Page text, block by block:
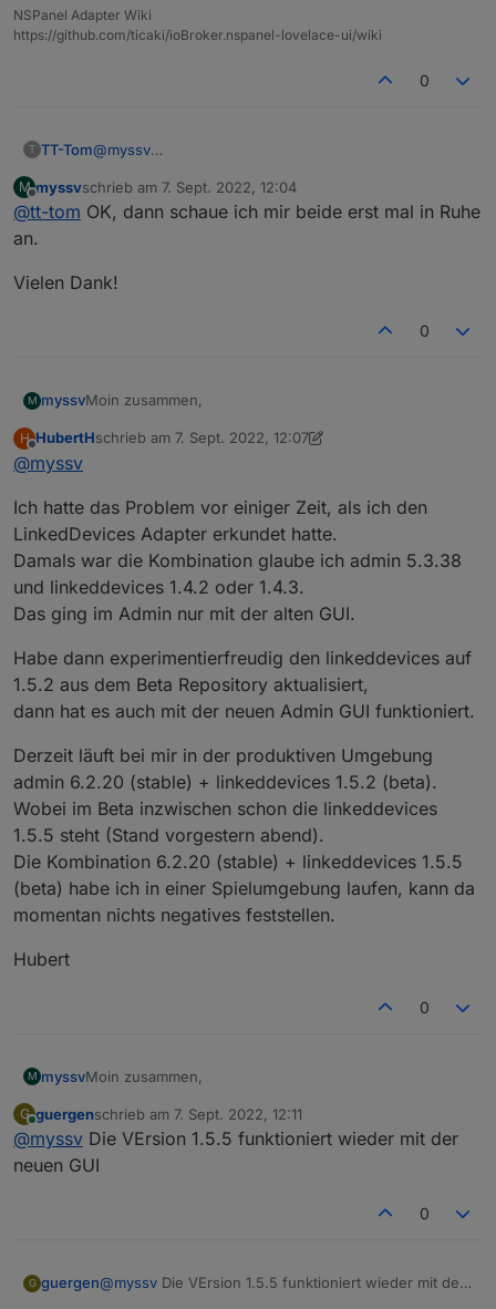
NSPanel Adapter Wiki
https://github.com/ticaki/ioBroker.nspanel-lovelace-ui/wiki
0
T TT-Tom@myssv
ist es mit den alternativen schneller und einfacher.
wenn du nur einen Punkt anlegen willst kannst du das
in der Objekt Ansicht mit dem "+" erstellen und dann
M
Offline
myssvschrieb am 7. Sept. 2022, 12:04
zuletzt editiert von
@tt-tom OK, dann schaue ich mir beide erst mal in Ruhe
an.
Vielen Dank!
0
M myssvMoin zusammen,
ich habe den Adapter heute installiert:
Wenn ich nun in den Objekten eine Verknüfung
LinkedDevices:
Was kann ich tun? Alles im Stable Release.
H HubertHschrieb am 7. Sept. 2022, 12:07
zuletzt editiert von HubertH9. Juli 2022, 14:08
@myssv
Ich hatte das Problem vor einiger Zeit, als ich den
LinkedDevices Adapter erkundet hatte.
Damals war die Kombination glaube ich admin 5.3.38
und linkeddevices 1.4.2 oder 1.4.3.
Das ging im Admin nur mit der alten GUI.
Habe dann experimentierfreudig den linkeddevices auf
1.5.2 aus dem Beta Repository aktualisiert,
dann hat es auch mit der neuen Admin GUI funktioniert.
Derzeit läuft bei mir in der produktiven Umgebung
admin 6.2.20 (stable) + linkeddevices 1.5.2 (beta).
Wobei im Beta inzwischen schon die linkeddevices
1.5.5 steht (Stand vorgestern abend).
Die Kombination 6.2.20 (stable) + linkeddevices 1.5.5
(beta) habe ich in einer Spielumgebung laufen, kann da
momentan nichts negatives feststellen.
Hubert
0
M myssvMoin zusammen,
ich habe den Adapter heute installiert:
G guergenschrieb am 7. Sept. 2022, 12:11
zuletzt editiert von
@myssv Die VErsion 1.5.5 funktioniert wieder mit der
neuen GUI
0
G guergen@myssv Die VErsion 1.5.5 funktioniert wieder mit der